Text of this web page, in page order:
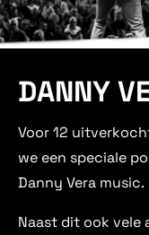
DANNY
Voor 12
we een speciale
Danny Vera music.
Naast dit ook vele